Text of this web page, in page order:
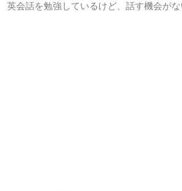
英会話を勉強しているけど、話す機会が